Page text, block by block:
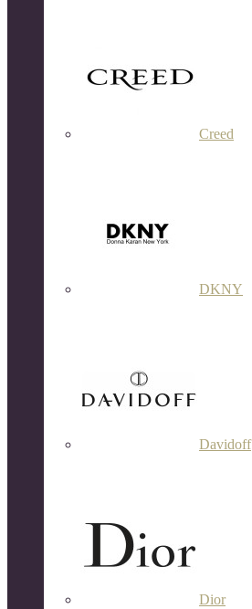
Creed
DKNY
Davidoff
Dior